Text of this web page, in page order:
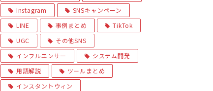
Instagram
SNSキャンペーン
LINE
事例まとめ
TikTok
UGC
その他SNS
インフルエンサー
システム開発
用語解説
ツールまとめ
インスタントウィン